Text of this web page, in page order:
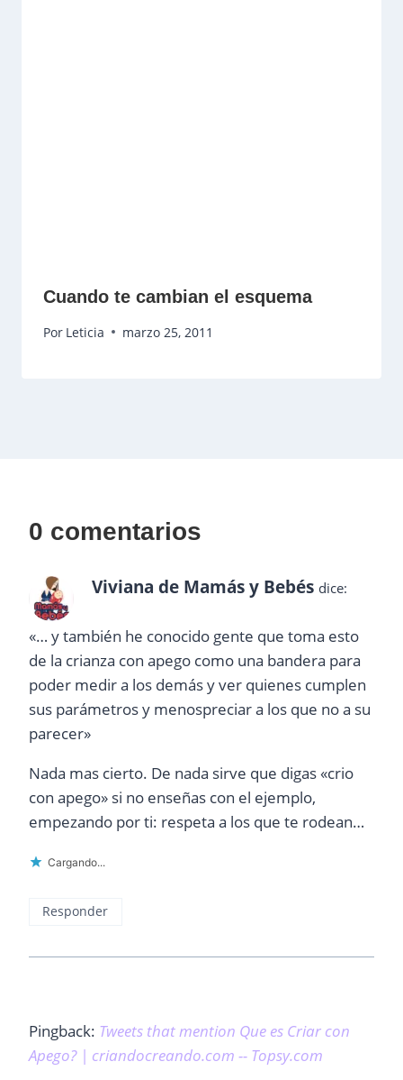
Cuando te cambian el esquema
Por Leticia marzo 25, 2011
0 comentarios
Viviana de Mamás y Bebés dice:
«… y también he conocido gente que toma esto
de la crianza con apego como una bandera para
poder medir a los demás y ver quienes cumplen
sus parámetros y menospreciar a los que no a su
parecer»
Nada mas cierto. De nada sirve que digas «crio
con apego» si no enseñas con el ejemplo,
empezando por ti: respeta a los que te rodean…
Cargando...
Responder
Pingback: Tweets that mention Que es Criar con
Apego? | criandocreando.com -- Topsy.com